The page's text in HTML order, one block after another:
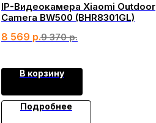
IP-Видеокамера Xiaomi Outdoor
Camera BW500 (BHR8301GL)
8 569 р.9 370 р.
В корзину
Подробнее